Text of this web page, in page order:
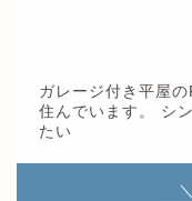
ガレージ付き平屋
住んでいます。 シ
たい